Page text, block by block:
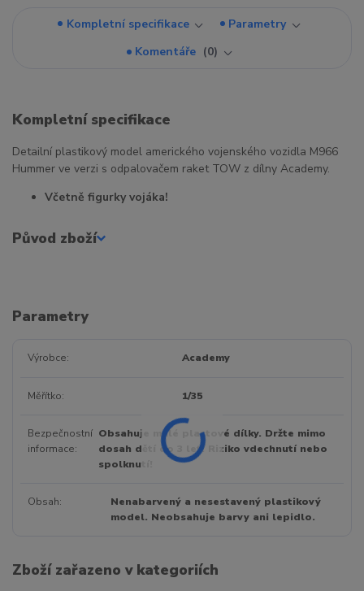
Kompletní specifikace
Parametry
Komentáře
0
Kompletní specifikace
Detailní plastikový model amerického vojenského vozidla M966
Hummer ve verzi s odpalovačem raket TOW z dílny Academy.
Včetně figurky vojáka!
Původ zboží
Parametry
Výrobce Academy
Měřítko 1/35
Bezpečnostní
informace
Obsahuje malé plastové dílky. Držte mimo
dosah dětí do 3 let. Riziko vdechnutí nebo
spolknutí!
Obsah
Nenabarvený a nesestavený plastikový
model. Neobsahuje barvy ani lepidlo.
Zboží zařazeno v kategoriích